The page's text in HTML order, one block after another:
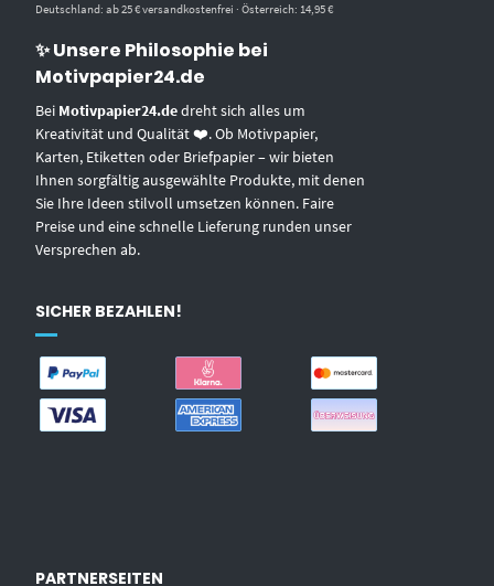
Deutschland: ab 25 € versandkostenfrei · Österreich: 14,95 €
✨ Unsere Philosophie bei
Motivpapier24.de
Bei Motivpapier24.dedreht sich alles um
Kreativität und Qualität ❤️. Ob Motivpapier,
Karten, Etiketten oder Briefpapier – wir bieten
Ihnen sorgfältig ausgewählte Produkte, mit denen
Sie Ihre Ideen stilvoll umsetzen können. Faire
Preise und eine schnelle Lieferung runden unser
Versprechen ab.
SICHER BEZAHLEN!
PARTNERSEITEN